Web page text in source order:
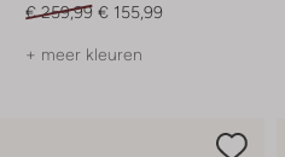
€ 259,99 € 155,99
+ meer kleuren